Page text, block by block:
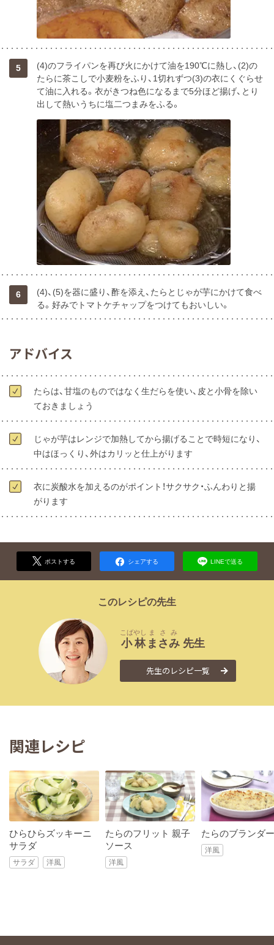
5
(4)のフライパンを再び火にかけて油を190℃に熱し、(2)の
たらに茶こしで小麦粉をふり、1切れずつ(3)の衣にくぐらせ
て油に入れる。衣がきつね色になるまで5分ほど揚げ、とり
出して熱いうちに塩二つまみをふる。
6
(4)、(5)を器に盛り、酢を添え、たらとじゃが芋にかけて食べ
る。好みでトマトケチャップをつけてもおいしい。
アドバイス
たらは、甘塩のものではなく生だらを使い、皮と小骨を除い
ておきましょう
じゃが芋はレンジで加熱してから揚げることで時短になり、
中はほっくり、外はカリッと仕上がります
衣に炭酸水を加えるのがポイント！サクサク・ふんわりと揚
がります
ポストする シェアする LINEで送る
このレシピの先生
小林
こばやし
まさみ
まさみ
先生
先生のレシピ一覧
関連レシピ
ひらひらズッキーニ
サラダ
サラダ 洋風
たらのフリット 親子
ソース
洋風
たらのブランダ
洋風